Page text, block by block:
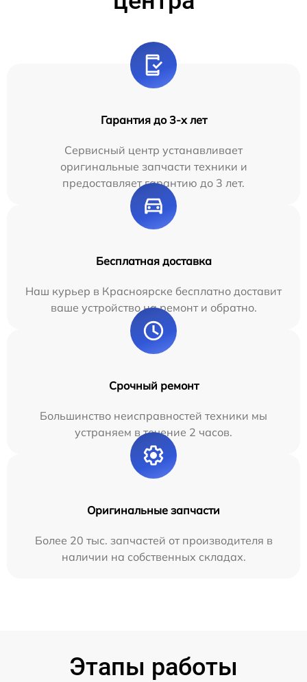
Гарантия до 3-х лет
Сервисный центр устанавливает
оригинальные запчасти техники и
предоставляет гарантию до 3 лет.
Бесплатная доставка
Наш курьер в Красноярске бесплатно доставит
ваше устройство на ремонт и обратно.
Срочный ремонт
Большинство неисправностей техники мы
устраняем в течение 2 часов.
Оригинальные запчасти
Более 20 тыс. запчастей от производителя в
наличии на собственных складах.
Этапы работы